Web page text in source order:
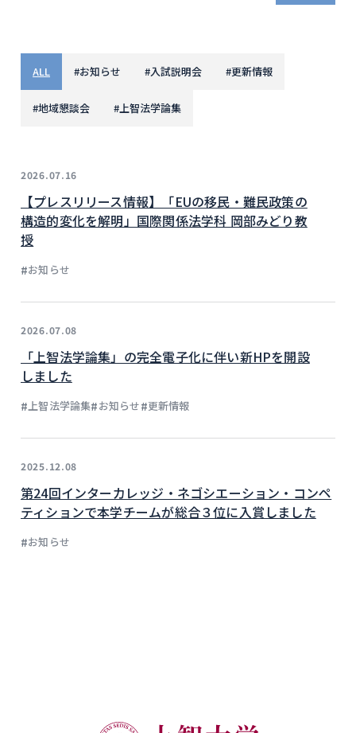
ALL #お知らせ #入試説明会 #更新情報
#地域懇談会 #上智法学論集
2026.07.16
【プレスリリース情報】「EUの移民・難民政策の
構造的変化を解明」国際関係法学科 岡部みどり教
授
#お知らせ
2026.07.08
「上智法学論集」の完全電子化に伴い新HPを開設
しました
#上智法学論集#お知らせ#更新情報
2025.12.08
第24回インターカレッジ・ネゴシエーション・コンペ
ティションで本学チームが総合３位に入賞しました
#お知らせ